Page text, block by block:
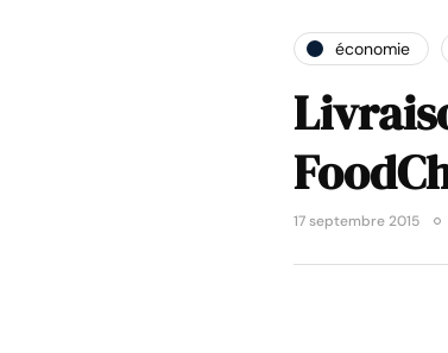
économie
17 septembre 2015